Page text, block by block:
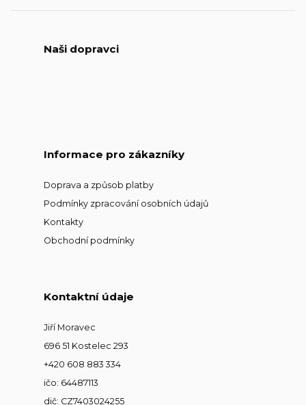
Naši dopravci
Informace pro zákazníky
Doprava a způsob platby
Podmínky zpracování osobních údajů
Kontakty
Obchodní podmínky
Kontaktní údaje
Jiří Moravec
696 51 Kostelec 293
+420 608 883 334
ičo: 64487113
dič: CZ7403024255